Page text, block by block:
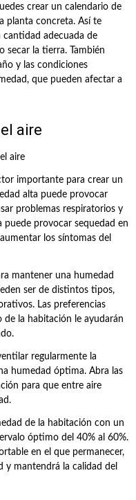
crear un calendario de
planta concreta. Así te
cantidad adecuada de
secar la tierra. También
y las condiciones
que pueden afectar a
aire
importante para crear un
alta puede provocar
problemas respiratorios y
puede provocar sequedad en
los síntomas del
mantener una humedad
ser de distintos tipos,
Las preferencias
de la habitación le ayudarán
regularmente la
humedad óptima. Abra las
para que entre aire
de la habitación con un
óptimo del 40% al 60%.
en el que permanecer,
y mantendrá la calidad del